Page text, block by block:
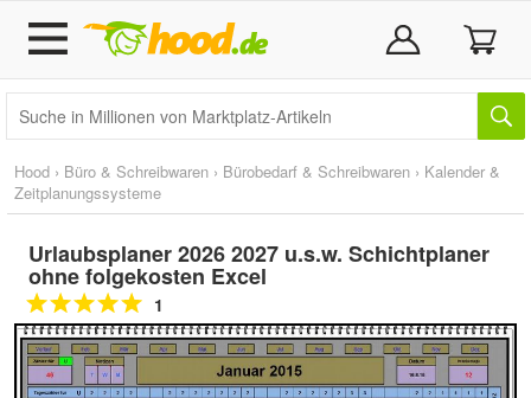
Hood › Büro & Schreibwaren › Bürobedarf & Schreibwaren › Kalender &
Zeitplanungssysteme
Urlaubsplaner 2026 2027 u.s.w. Schichtplaner
ohne folgekosten Excel
1